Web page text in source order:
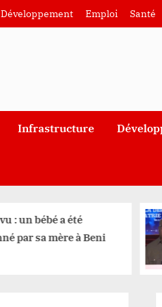
Développement Emploi Santé
Infrastructure
Félix
Nation : «La
reculera pas»